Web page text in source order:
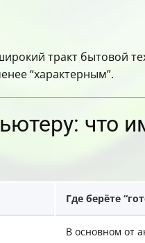
тракт бытовой
“характерным”.
что
Где берёте
В основном от